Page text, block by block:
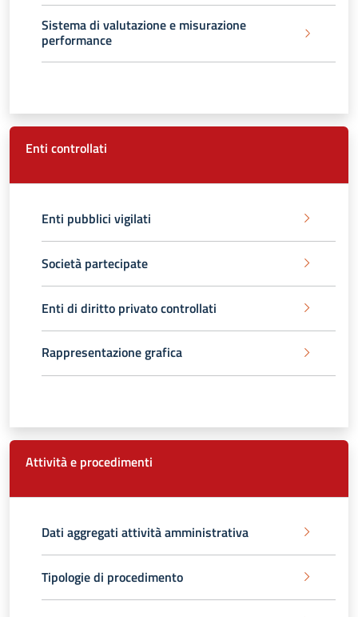
Sistema di valutazione e misurazione
performance
Enti controllati
Enti pubblici vigilati
Società partecipate
Enti di diritto privato controllati
Rappresentazione grafica
Attività e procedimenti
Dati aggregati attività amministrativa
Tipologie di procedimento